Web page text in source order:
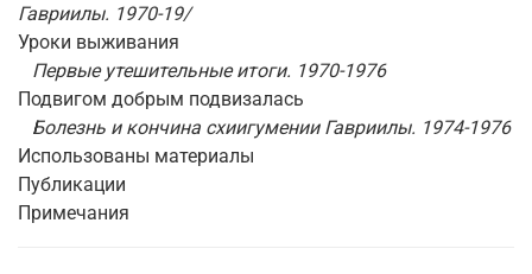
Гавриилы. 1970-19/
Уроки выживания
Первые утешительные итоги. 1970-1976
Подвигом добрым подвизалась
Болезнь и кончина схиигумении Гавриилы. 1974-1976
Использованы материалы
Публикации
Примечания